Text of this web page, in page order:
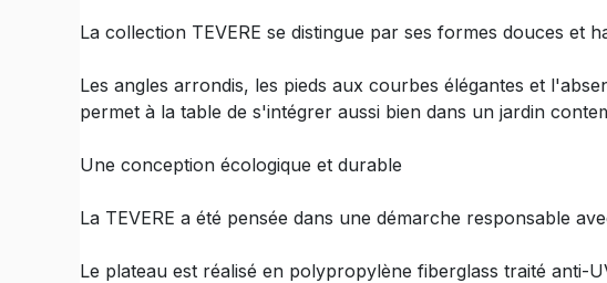
La collection TEVERE se distingue par ses formes douces et
Les angles arrondis, les pieds aux courbes élégantes et
permet à la table de s'intégrer aussi bien dans un jardin
Une conception écologique et durable
La TEVERE a été pensée dans une démarche responsable
Le plateau est réalisé en polypropylène fiberglass traité anti-